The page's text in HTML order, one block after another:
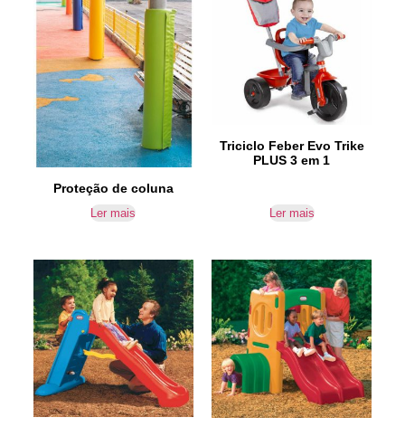
Proteção de coluna
Ler mais
Triciclo Feber Evo Trike
PLUS 3 em 1
Ler mais